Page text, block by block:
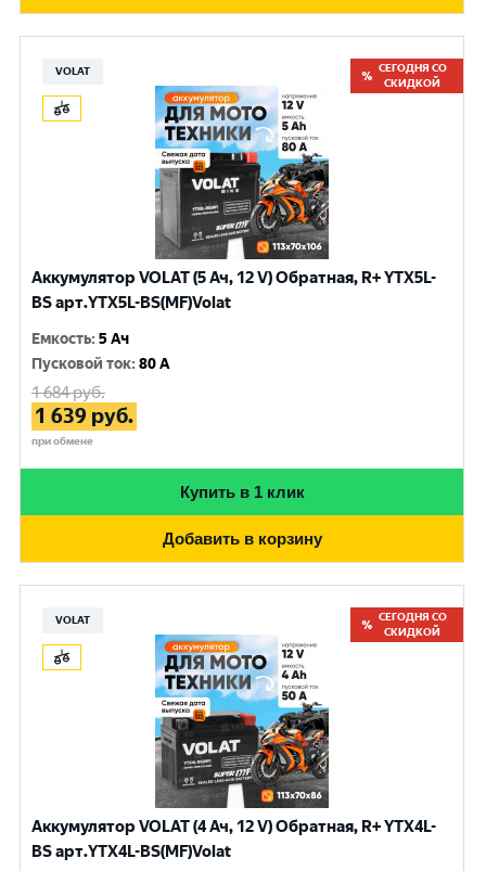
VOLAT
СЕГОДНЯ СО
СКИДКОЙ
Аккумулятор VOLAT (5 Ач, 12 V) Обратная, R+ YTX5L-
BS арт.YTX5L-BS(MF)Volat
Емкость:5 Ач
Пусковой ток:80 A
1 684руб.
1 639 руб.
при обмене
Купить в 1 клик
Добавить в корзину
VOLAT
СЕГОДНЯ СО
СКИДКОЙ
Аккумулятор VOLAT (4 Ач, 12 V) Обратная, R+ YTX4L-
BS арт.YTX4L-BS(MF)Volat